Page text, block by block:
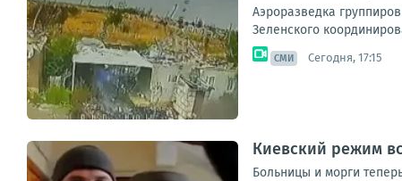
Аэроразведка
Зеленского
СМИ Сегодня, 17:15
Киевский режим
Больницы и морги